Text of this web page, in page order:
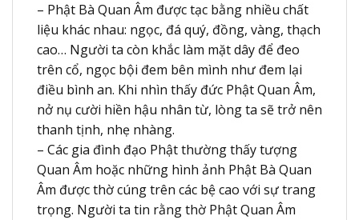
– Phật Bà Quan Âm được tạc bằng nhiều chất
liệu khác nhau: ngọc, đá quý, đồng, vàng, thạch
cao… Người ta còn khắc làm mặt dây để đeo
trên cổ, ngọc bội đem bên mình như đem lại
điều bình an. Khi nhìn thấy đức Phật Quan Âm,
nở nụ cười hiền hậu nhân từ, lòng ta sẽ trở nên
thanh tịnh, nhẹ nhàng.
– Các gia đình đạo Phật thường thấy tượng
Quan Âm hoặc những hình ảnh Phật Bà Quan
Âm được thờ cúng trên các bệ cao với sự trang
trọng. Người ta tin rằng thờ Phật Quan Âm